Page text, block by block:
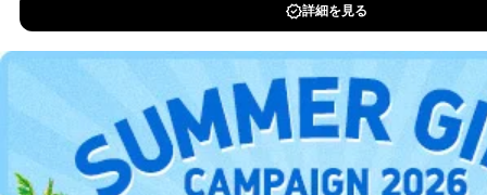
人情報
人事、総務などの雇用管理等のた
め
パートナー（提携
定期購読サービス
等をご利用の方の
個人情報
購入商品配送のため
提携企業及びお客様がご購入され
た商品の発売元企業からのｅメー
ル等による商品、
サービス、キャンペーン等の広告
に関するご案内のため
当社のサービス利用状況の把握お
DOWNLOAD FOR IOS
DOWNLOAD FOR ANDROID
ご利用方法はこちら